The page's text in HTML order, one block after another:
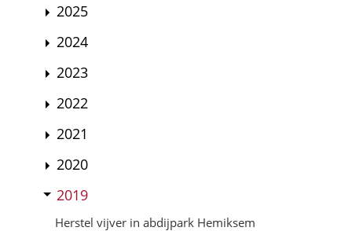
2025
2024
2023
2022
2021
2020
2019
Herstel vijver in abdijpark Hemiksem